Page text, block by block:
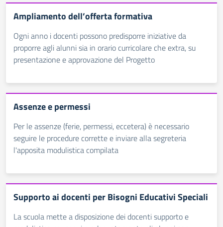
Ampliamento dell’offerta formativa
Ogni anno i docenti possono predisporre iniziative da
proporre agli alunni sia in orario curricolare che extra, su
presentazione e approvazione del Progetto
Assenze e permessi
Per le assenze (ferie, permessi, eccetera) è necessario
seguire le procedure corrette e inviare alla segreteria
l'apposita modulistica compilata
Supporto ai docenti per Bisogni Educativi Speciali
La scuola mette a disposizione dei docenti supporto e